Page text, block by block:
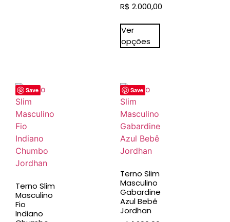
R$ 2.000,00
Ver
opções
Save
Terno Slim
Masculino
Fio
Indiano
Save
Terno Slim
Masculino
Gabardine
Azul Bebê
Jordhan